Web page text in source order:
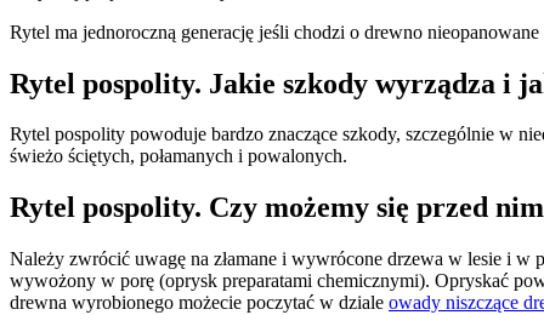
Rytel ma jednoroczną generację jeśli chodzi o drewno
Rytel pospolity. Jakie szkody wyrządza i
Rytel pospolity powoduje bardzo znaczące szkody, szczególnie w
świeżo ściętych, połamanych i powalonych.
Rytel pospolity. Czy możemy się przed
Należy zwrócić uwagę na złamane i wywrócone drzewa w lesie i w
wywożony w porę (oprysk preparatami chemicznymi). Opryskać
drewna wyrobionego możecie poczytać w dziale owady niszczące